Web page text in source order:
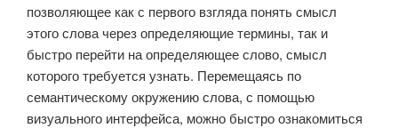
позволяющее как с первого взгляда понять смысл
этого слова через определяющие термины, так и
быстро перейти на определяющее слово, смысл
которого требуется узнать. Перемещаясь по
семантическому окружению слова, с помощью
визуального интерфейса, можно быстро ознакомиться